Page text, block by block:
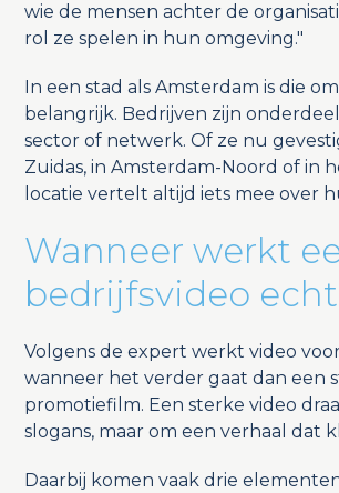
wie de mensen achter de
rol ze spelen in hun omgeving."
In een stad als Amsterdam is die
belangrijk. Bedrijven zijn
sector of netwerk. Of ze nu
Zuidas, in Amsterdam-Noord of in
locatie vertelt altijd iets mee over
Wanneer werkt
bedrijfsvideo
Volgens de expert werkt video
wanneer het verder gaat dan een
promotiefilm. Een sterke video
slogans, maar om een verhaal dat
Daarbij komen vaak drie